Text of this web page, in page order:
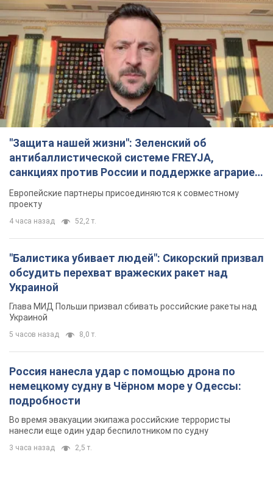
"Защита нашей жизни": Зеленский об
антибаллистической системе FREYJA,
санкциях против России и поддержке аграриев.
Видео
Европейские партнеры присоединяются к совместному
проекту
4 часа назад 52,2 т.
"Балистика убивает людей": Сикорский призвал
обсудить перехват вражеских ракет над
Украиной
Глава МИД Польши призвал сбивать российские ракеты над
Украиной
5 часов назад 8,0 т.
Россия нанесла удар с помощью дрона по
немецкому судну в Чёрном море у Одессы:
подробности
Во время эвакуации экипажа российские террористы
нанесли еще один удар беспилотником по судну
3 часа назад 2,5 т.